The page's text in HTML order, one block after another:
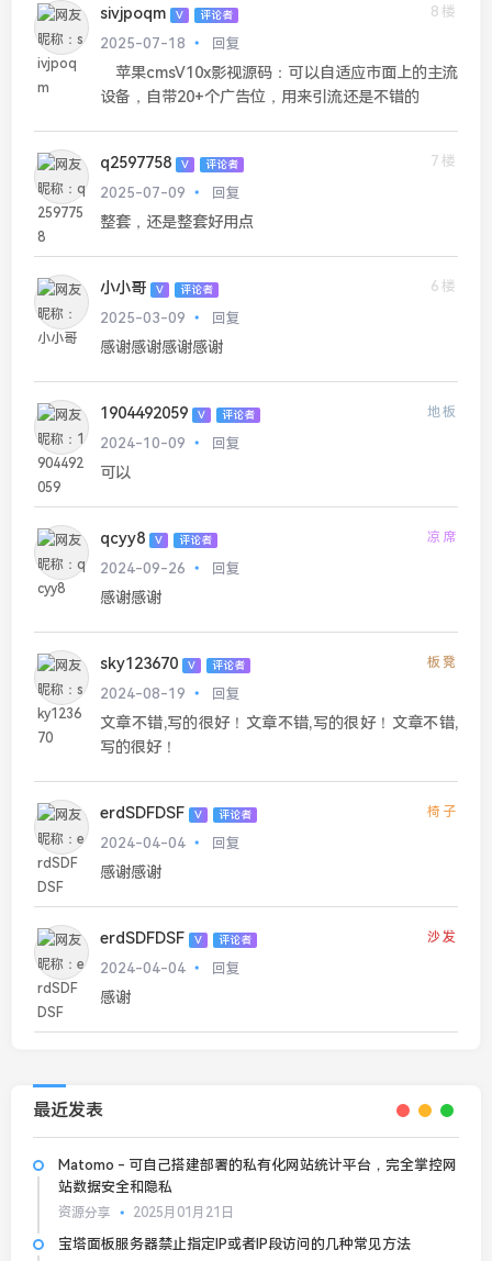
sivjpoqm V 评论者
8楼
2025-07-18
回复
苹果cmsV10x影视源码：可以自适应市面上的主流
设备，自带20+个广告位，用来引流还是不错的
q2597758 V 评论者
7楼
2025-07-09
回复
整套，还是整套好用点
小小哥 V 评论者
6楼
2025-03-09
回复
感谢感谢感谢感谢
1904492059 V 评论者 地板
2024-10-09 回复
可以
qcyy8 V 评论者 凉席
2024-09-26 回复
感谢感谢
sky123670 V 评论者 板凳
2024-08-19 回复
文章不错,写的很好！文章不错,写的很好！文章不错,
写的很好！
erdSDFDSF V 评论者 椅子
2024-04-04 回复
感谢感谢
erdSDFDSF V 评论者 沙发
2024-04-04 回复
感谢
最近发表
Matomo - 可自己搭建部署的私有化网站统计平台，完全掌控网
站数据安全和隐私
资源分享 2025月01月21日
宝塔面板服务器禁止指定IP或者IP段访问的几种常见方法